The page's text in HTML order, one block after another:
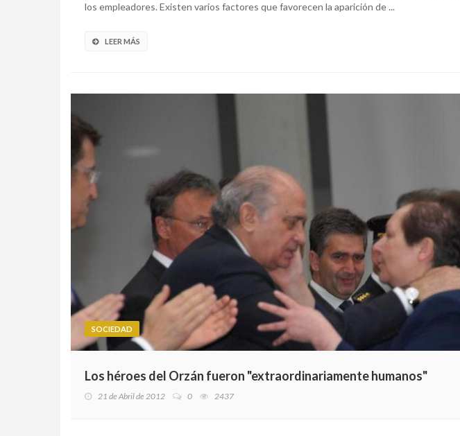
los empleadores. Existen varios factores que favorecen la aparición de ...
LEER MÁS
SOCIEDAD
Los héroes del Orzán fueron "extraordinariamente humanos"
21 de Abril de 2012 0 2437